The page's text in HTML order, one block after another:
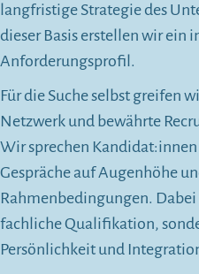
langfristige Strategie des
dieser Basis erstellen wir ein
Anforderungsprofil.
Für die Suche selbst greifen
Netzwerk und bewährte
Wir sprechen
Gespräche auf Augenhöhe
Rahmenbedingungen.
fachliche Qualifikation,
Persönlichkeit und